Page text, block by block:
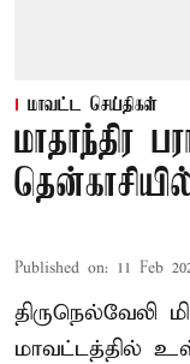
மாவட்ட செய்திகள்
மாதாந்திர
Published on: 11 Feb
திருநெல்வேலி
மாவட்டத்தில்